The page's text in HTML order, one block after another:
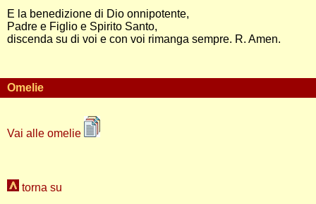
E la benedizione di Dio onnipotente,
Padre e Figlio e Spirito Santo,
discenda su di voi e con voi rimanga sempre. R. Amen.
Omelie
Vai alle omelie
torna su